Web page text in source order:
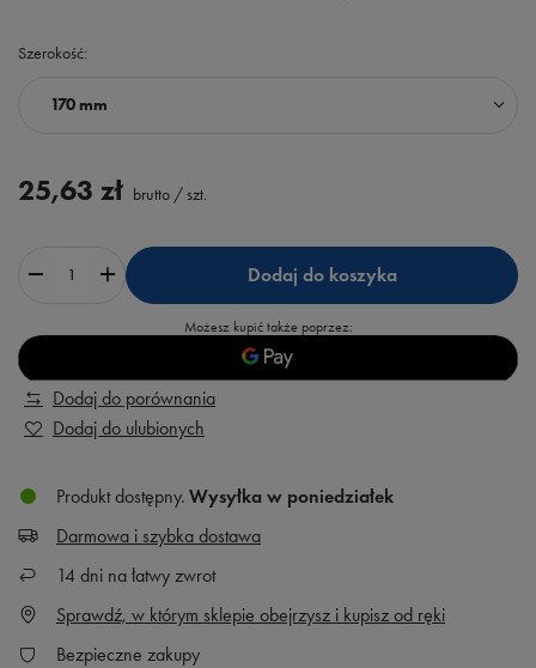
Szerokość
170 mm
25,63 zł brutto / szt.
Dodaj do koszyka
Możesz kupić także poprzez:
Dodaj do porównania
Dodaj do ulubionych
Produkt dostępny Wysyłka w poniedziałek
Darmowa i szybka dostawa
14 dni na łatwy zwrot
Sprawdź, w którym sklepie obejrzysz i kupisz od ręki
Bezpieczne zakupy